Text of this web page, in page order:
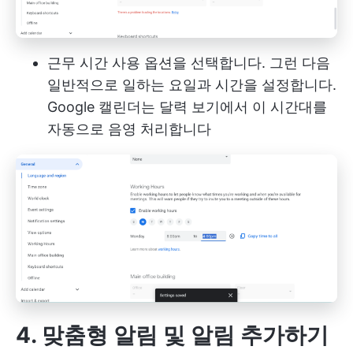
근무 시간 사용 옵션을 선택합니다. 그런 다음
일반적으로 일하는 요일과 시간을 설정합니다.
Google 캘린더는 달력 보기에서 이 시간대를
자동으로 음영 처리합니다
4. 맞춤형 알림 및 알림 추가하기